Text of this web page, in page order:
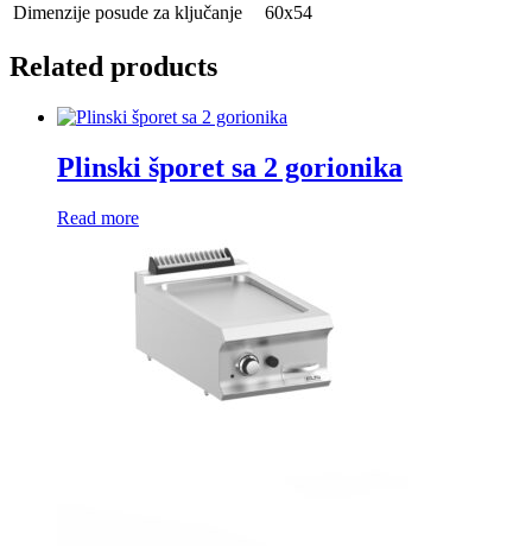
Dimenzije posude za ključanje
60x54
Related products
Plinski šporet sa 2 gorionika
Read more